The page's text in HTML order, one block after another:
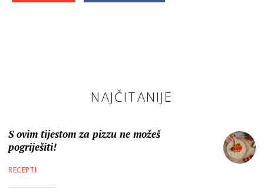
NAJČITANIJE
S ovim tijestom za pizzu ne možeš
pogriješiti!
RECEPTI